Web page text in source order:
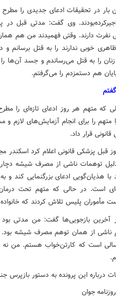
بار در تحقیقات ادعای جدیدی را
وی گفت: مدتی قبل
نفرت دارند. وقتی فهمیدند من هم
خوبی ندارند را به قتل برسانم
را به قتل می‌رساندم و جسد آن‌ها
هم دستمزدم را می‌گرفتم.
که متهم هر روز ادعای تازه‌ای را
متهم را برای انجام آزمایش‌های
قرار داد.
قبل پزشکی قانونی اعلام کرد اسکندر
توهمات ناشی از مصرف شیشه
با هذیان‌گویی ادعای بزرگنمایی کند
است. در حالی که متهم تحت
مأموران پلیس تلاش کردند که
آخرین بازجویی‌ها گفت: من مدتی بود
از همان توهم مصرف شیشه بود.
است که کارتن‌خواب هستم. من نه
درباره این پرونده به دستور بازپرس
جوان